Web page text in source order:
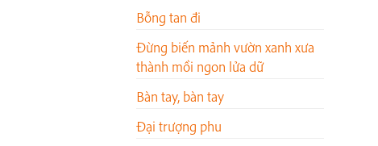
Bỗng tan đi
Đừng biến mảnh vườn xanh xưa
thành mồi ngon lửa dữ
Bàn tay, bàn tay
Đại trượng phu